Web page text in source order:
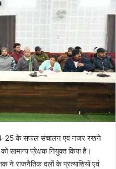
25 के सफल संचालन एवं नजर रखने
सामान्य प्रेक्षक नियुक्त किया है।
ने राजनैतिक दलों के प्रत्याशियों एवं